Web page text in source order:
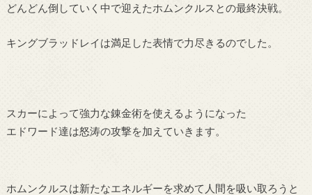
どんどん倒していく中で迎えたホムンクルスとの最終決戦。
キングブラッドレイは満足した表情で力尽きるのでした。
スカーによって強力な錬金術を使えるようになった
エドワード達は怒涛の攻撃を加えていきます。
ホムンクルスは新たなエネルギーを求めて人間を吸い取ろうと